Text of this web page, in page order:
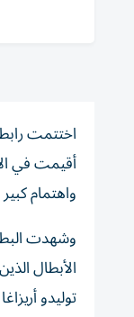
أقيمت في
واهتمام
وشهدت
الأبطال
توليدو